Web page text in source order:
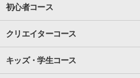
マクロ
資料作成（基礎）
資料作成（応用）
VBAエキスパート
ビジネス統計
CS
サーティファイ
初心者コース
案内文書・レター・はがき・POP作成
インターネット活用
メール活用
クリエイターコース
基礎
応用
キッズ・学生コース